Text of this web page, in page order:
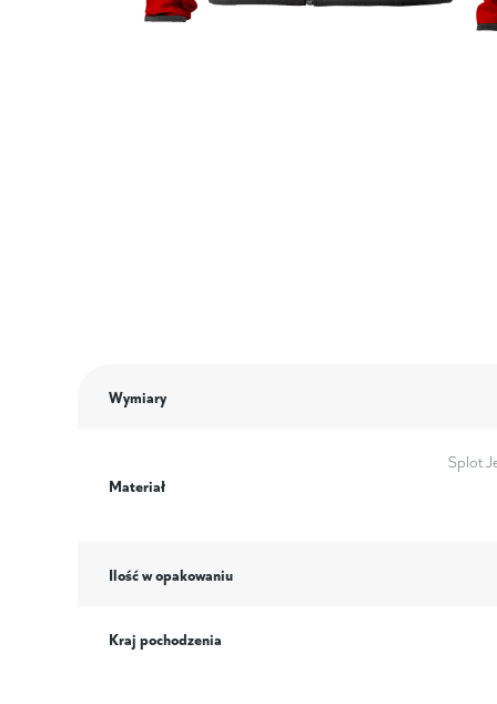
Wymiary
Materiał
Splot
Ilość w opakowaniu
Kraj pochodzenia